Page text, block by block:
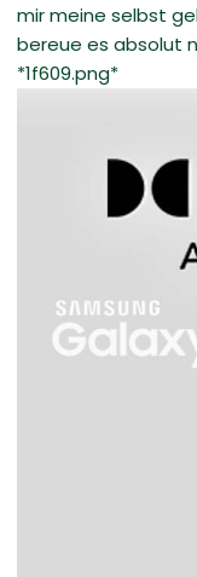
mir meine selbst
bereue es absolut
*1f609.png*